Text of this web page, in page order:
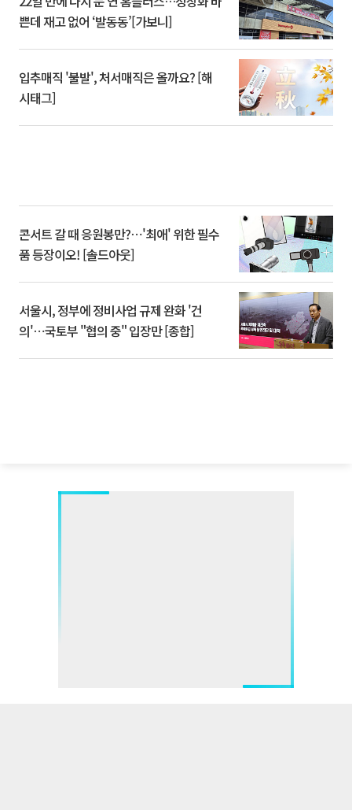
쁜데 재고 없어 ‘발동동’[가보니]
입추매직 '불발', 처서매직은 올까요? [해
시태그]
콘서트 갈 때 응원봉만?⋯'최애' 위한 필수
품 등장이오! [솔드아웃]
서울시, 정부에 정비사업 규제 완화 '건
의'⋯국토부 "협의 중" 입장만 [종합]